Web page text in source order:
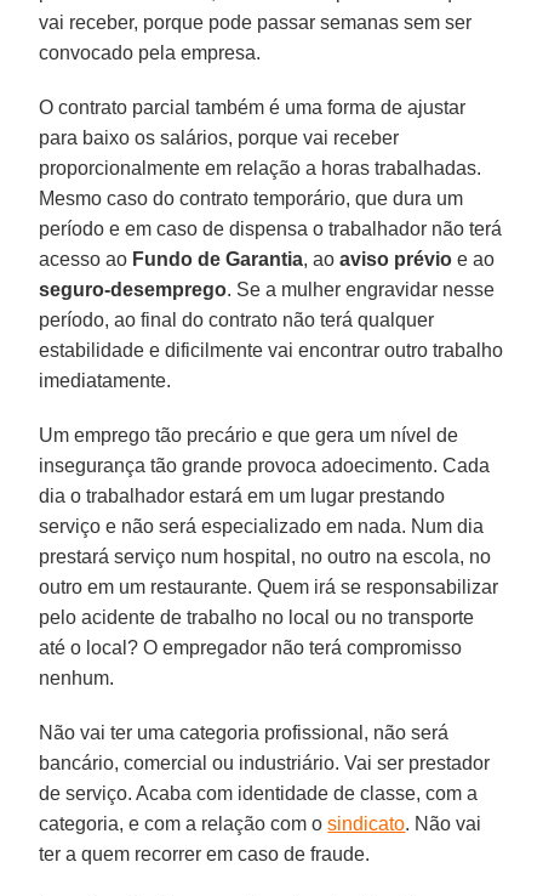
vai receber, porque pode passar semanas sem ser
convocado pela empresa.
O contrato parcial também é uma forma de ajustar
para baixo os salários, porque vai receber
proporcionalmente em relação a horas trabalhadas.
Mesmo caso do contrato temporário, que dura um
período e em caso de dispensa o trabalhador não terá
acesso ao Fundo de Garantia, aoaviso prévio e ao
seguro-desemprego. Se a mulher engravidar nesse
período, ao final do contrato não terá qualquer
estabilidade e dificilmente vai encontrar outro trabalho
imediatamente.
Um emprego tão precário e que gera um nível de
insegurança tão grande provoca adoecimento. Cada
dia o trabalhador estará em um lugar prestando
serviço e não será especializado em nada. Num dia
prestará serviço num hospital, no outro na escola, no
outro em um restaurante. Quem irá se responsabilizar
pelo acidente de trabalho no local ou no transporte
até o local? O empregador não terá compromisso
nenhum.
Não vai ter uma categoria profissional, não será
bancário, comercial ou industriário. Vai ser prestador
de serviço. Acaba com identidade de classe, com a
categoria, e com a relação com osindicato. Não vai
ter a quem recorrer em caso de fraude.